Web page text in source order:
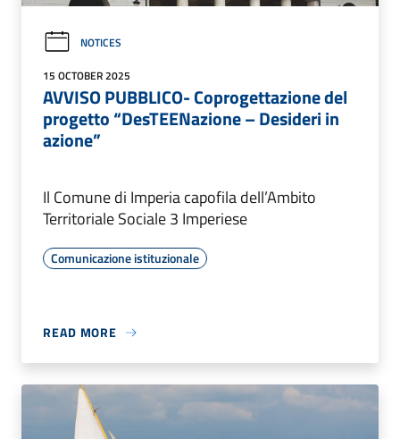
NOTICES
15 OCTOBER 2025
AVVISO PUBBLICO- Coprogettazione del
progetto “DesTEENazione – Desideri in
azione”
Il Comune di Imperia capofila dell’Ambito
Territoriale Sociale 3 Imperiese
Comunicazione istituzionale
READ MORE